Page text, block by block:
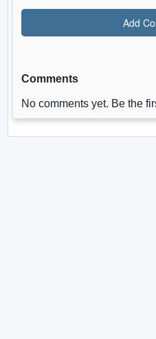
Comments
No comments yet. Be the